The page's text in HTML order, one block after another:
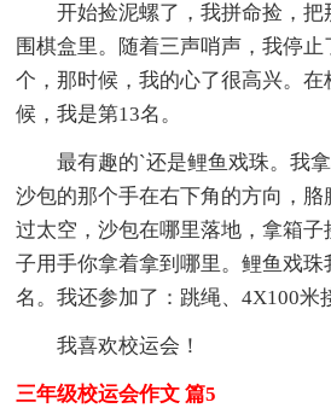
开始捡泥螺了，我拼命捡，把
围棋盒里。随着三声哨声，我停
个，那时候，我的心了很高兴。
候，我是第13名。
最有趣的`还是鲤鱼戏珠。我
沙包的那个手在右下角的方向，胳
过太空，沙包在哪里落地，拿箱
子用手你拿着拿到哪里。鲤鱼戏
名。我还参加了：跳绳、4X100米
我喜欢校运会！
三年级校运会作文 篇5